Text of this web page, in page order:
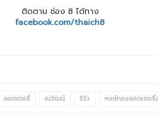
ติดตาม ช่อง 8 ได้ทาง
facebook.com/thaich8
ลอตเตอรี่ ณวัฒน์ รีวิว หงษ์ทองลอตเตอรี่